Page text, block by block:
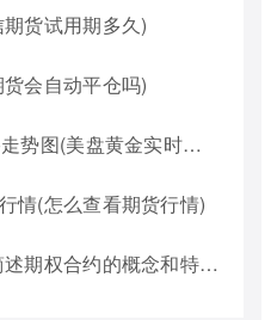
货试用期多久)
会自动平仓吗)
美盘黄金实时行情怎么看)
情(怎么查看期货行情)
期权合约的概念和特点)